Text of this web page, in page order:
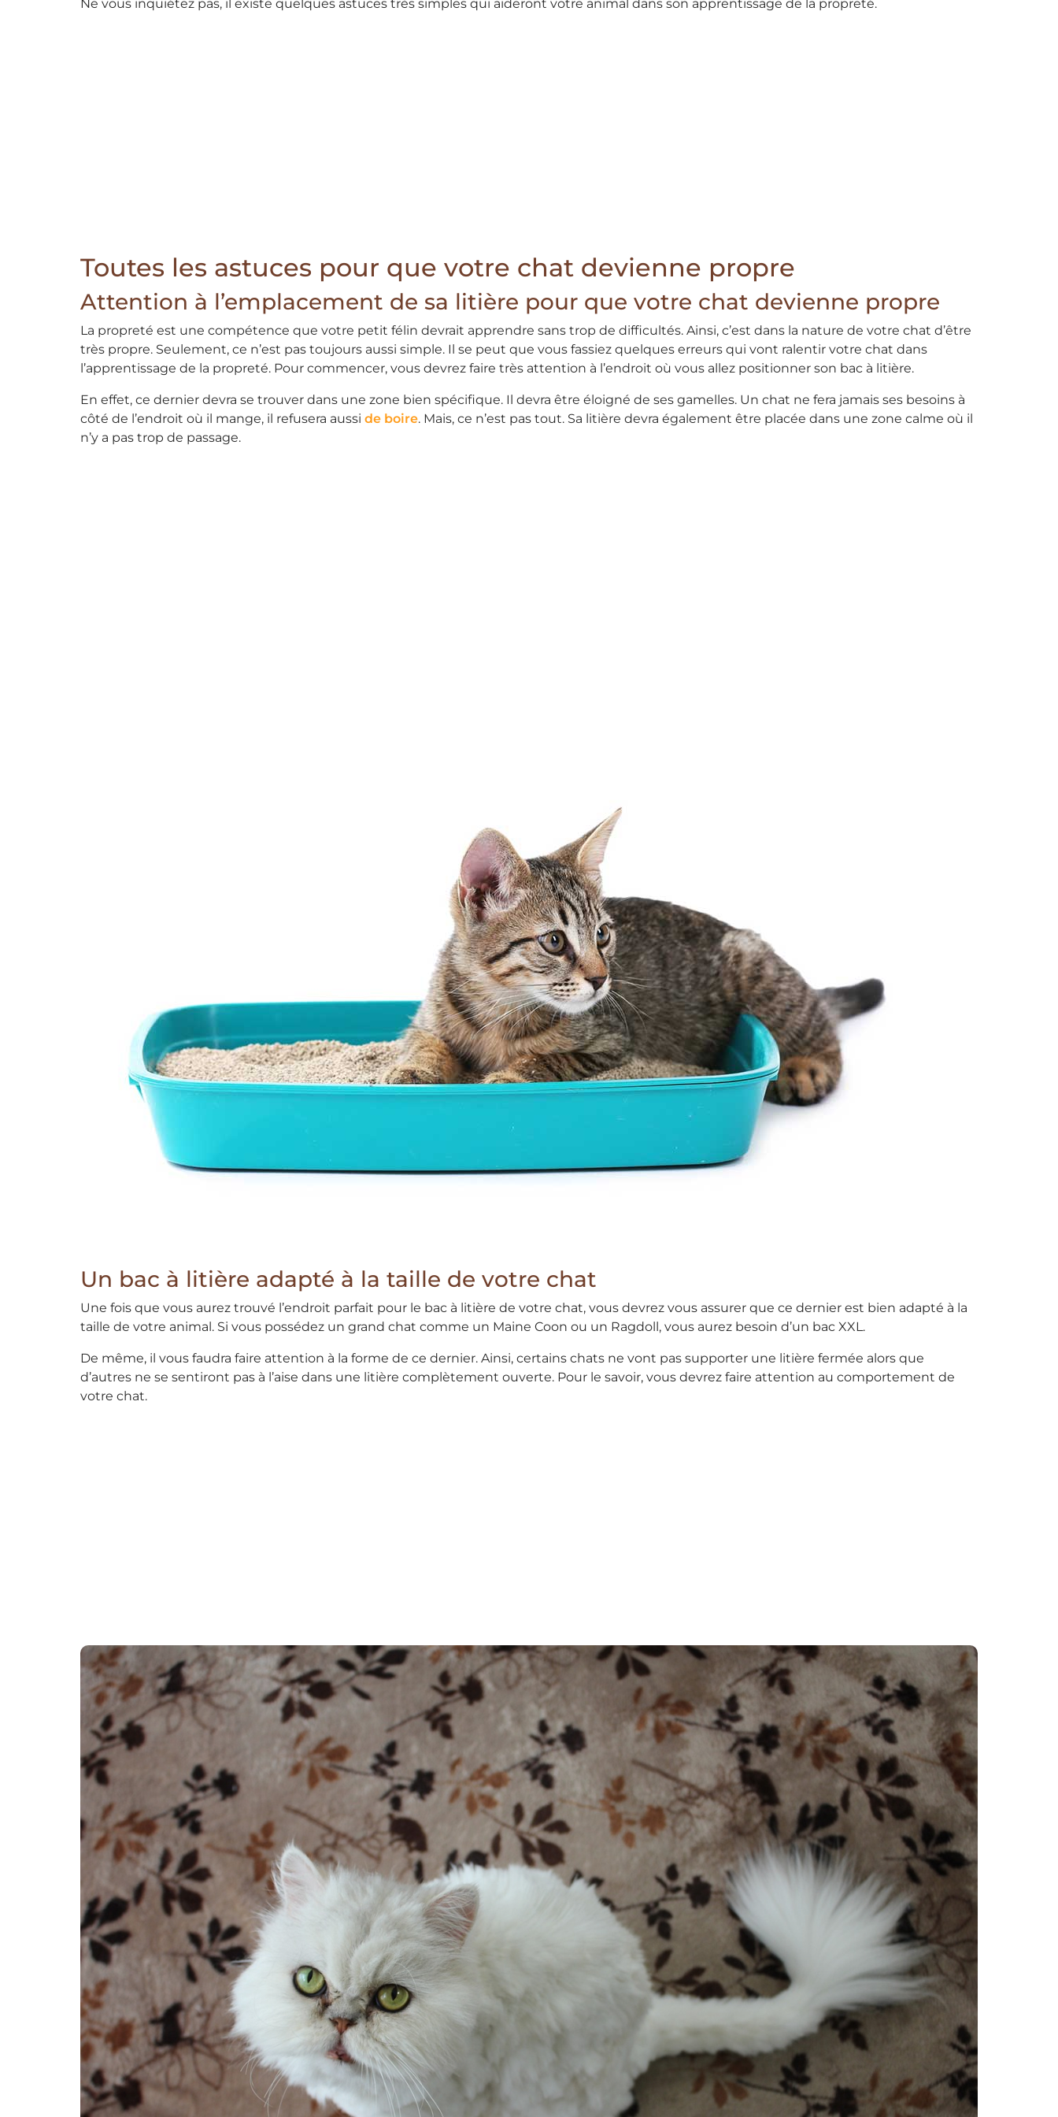
Ne vous inquiétez pas, il existe quelques astuces très simples qui aideront votre animal dans son apprentissage de la propreté.
Toutes les astuces pour que votre chat devienne propre
Attention à l’emplacement de sa litière pour que votre chat devienne propre
La propreté est une compétence que votre petit félin devrait apprendre sans trop de difficultés. Ainsi, c’est dans la nature de votre chat d’être
très propre. Seulement, ce n’est pas toujours aussi simple. Il se peut que vous fassiez quelques erreurs qui vont ralentir votre chat dans
l’apprentissage de la propreté. Pour commencer, vous devrez faire très attention à l’endroit où vous allez positionner son bac à litière.
En effet, ce dernier devra se trouver dans une zone bien spécifique. Il devra être éloigné de ses gamelles. Un chat ne fera jamais ses besoins à
côté de l’endroit où il mange, il refusera aussi de boire. Mais, ce n’est pas tout. Sa litière devra également être placée dans une zone calme où il
n’y a pas trop de passage.
Un bac à litière adapté à la taille de votre chat
Une fois que vous aurez trouvé l’endroit parfait pour le bac à litière de votre chat, vous devrez vous assurer que ce dernier est bien adapté à la
taille de votre animal. Si vous possédez un grand chat comme un Maine Coon ou un Ragdoll, vous aurez besoin d’un bac XXL.
De même, il vous faudra faire attention à la forme de ce dernier. Ainsi, certains chats ne vont pas supporter une litière fermée alors que
d’autres ne se sentiront pas à l’aise dans une litière complètement ouverte. Pour le savoir, vous devrez faire attention au comportement de
votre chat.